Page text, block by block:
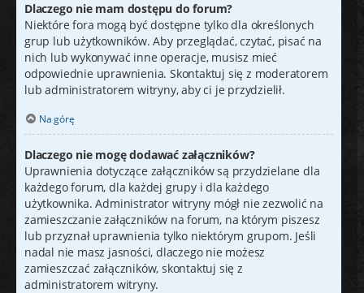
Dlaczego nie mam dostępu do forum?
Niektóre fora mogą być dostępne tylko dla określonych
grup lub użytkowników. Aby przeglądać, czytać, pisać na
nich lub wykonywać inne operacje, musisz mieć
odpowiednie uprawnienia. Skontaktuj się z moderatorem
lub administratorem witryny, aby ci je przydzielił.
Na górę
Dlaczego nie mogę dodawać załączników?
Uprawnienia dotyczące załączników są przydzielane dla
każdego forum, dla każdej grupy i dla każdego
użytkownika. Administrator witryny mógł nie zezwolić na
zamieszczanie załączników na forum, na którym piszesz
lub przyznał uprawnienia tylko niektórym grupom. Jeśli
nadal nie masz jasności, dlaczego nie możesz
zamieszczać załączników, skontaktuj się z
administratorem witryny.